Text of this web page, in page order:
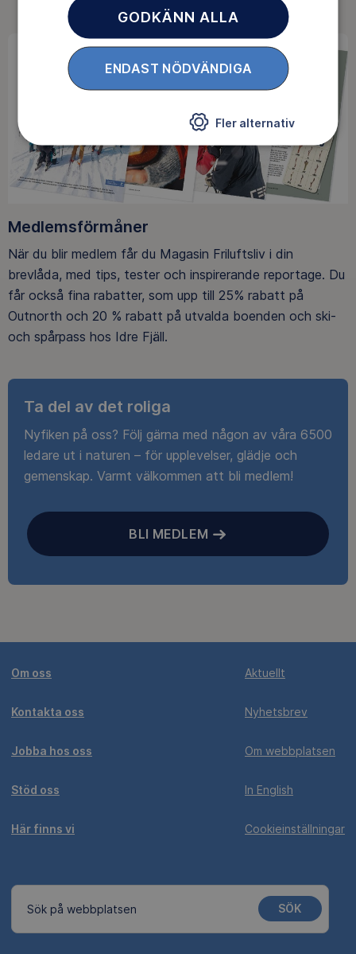
Medlemsförmåner
När du blir medlem får du Magasin Friluftsliv i din
brevlåda, med tips, tester och inspirerande reportage. Du
får också fina rabatter, som upp till 25% rabatt på
Outnorth och 20 % rabatt på utvalda boenden och ski-
och spårpass hos Idre Fjäll.
Ta del av det roliga
Nyfiken på oss? Följ gärna med någon av våra 6500
ledare ut i naturen – för upplevelser, glädje och
gemenskap. Varmt välkommen att bli medlem!
BLI MEDLEM
Om oss
Kontakta oss
Jobba hos oss
Stöd oss
Här finns vi
Aktuellt
Nyhetsbrev
Om webbplatsen
In English
Cookieinställningar
Sök på webbplatsen SÖK
GODKÄNN ALLA
ENDAST NÖDVÄNDIGA
Fler alternativ